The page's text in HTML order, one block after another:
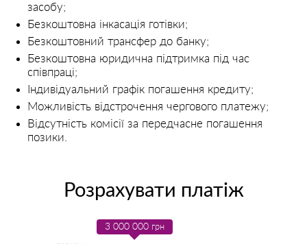
засобу;
Безкоштовна інкасація готівки;
Безкоштовний трансфер до банку;
Безкоштовна юридична підтримка під час
співпраці;
Індивідуальний графік погашення кредиту;
Можливість відстрочення чергового платежу;
Відсутність комісії за передчасне погашення
позики.
Розрахувати платіж
3 000 000 грн